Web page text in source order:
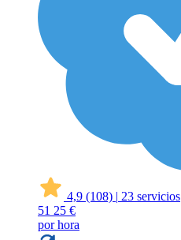
4,9 (108) | 23 servicios
51 25 €
por hora